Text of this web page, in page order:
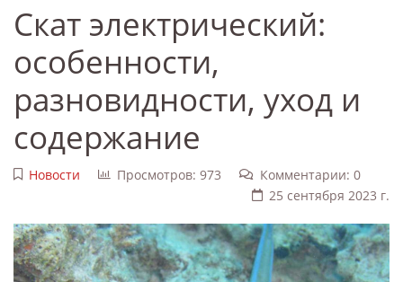
Скат электрический:
особенности,
разновидности, уход и
содержание
Новости Просмотров: 973
Комментарии: 0
25 сентября 2023 г.